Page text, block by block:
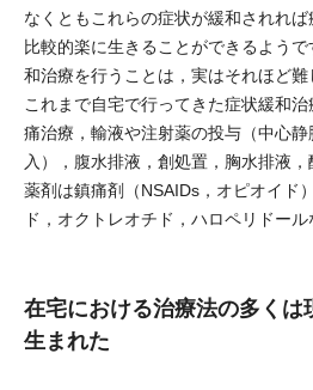
なくともこれらの症状が緩和されれ
比較的楽に生きることができるよう
和治療を行うことは，実はそれほど難
これまで自宅で行ってきた症状緩和
痛治療，輸液や注射薬の投与（中心
入），腹水排液，創処置，胸水排液
薬剤は鎮痛剤（NSAIDs，オピオイド
ド，オクトレオチド，ハロペリドール
在宅における治療法の多くは
生まれた